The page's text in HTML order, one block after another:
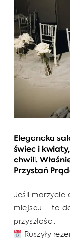
Elegancka
świec i
chwili.
Przystań
Jeśli marzycie
miejscu – to
przyszłości.
Ruszyły